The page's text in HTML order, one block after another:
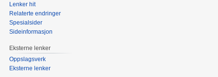
Lenker hit
Relaterte endringer
Spesialsider
Sideinformasjon
Eksterne lenker
Oppslagsverk
Eksterne lenker